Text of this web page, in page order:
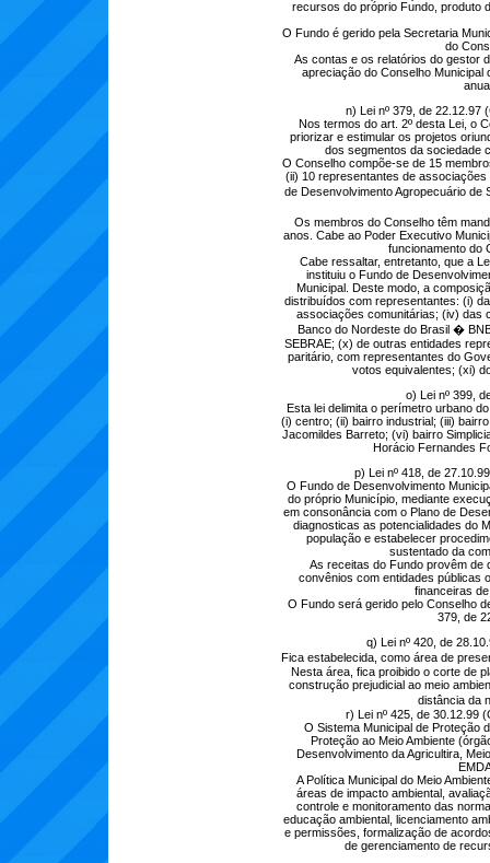
recursos do próprio Fundo, produto
O Fundo é gerido pela Secretaria
do
As contas e os relatórios do gestor
apreciação do Conselho Municipal
n) Lei nº 379, de 22.12.97
Nos termos do art. 2º desta Lei, o
priorizar e estimular os projetos
dos segmentos da sociedade
O Conselho compõe-se de 15
(ii) 10 representantes de
de Desenvolvimento Agropecuário
Os membros do Conselho têm
anos. Cabe ao Poder Executivo
funcionamento do
Cabe ressaltar, entretanto, que a
instituiu o Fundo de
Municipal. Deste modo, a
distribuídos com representantes: (i)
associações comunitárias; (iv) das
Banco do Nordeste do Brasil �
SEBRAE; (x) de outras entidades
paritário, com representantes do
votos equivalentes; (xi)
o) Lei nº 399,
Esta lei delimita o perímetro urbano
(i) centro; (ii) bairro industrial; (iii)
Jacomildes Barreto; (vi) bairro
Horácio Fernandes
p) Lei nº 418, de
O Fundo de Desenvolvimento
do próprio Município, mediante
em consonância com o Plano de
diagnosticas as potencialidades do
população e estabelecer
sustentado da
As receitas do Fundo provêm de
convênios com entidades públicas
financeiras
O Fundo será gerido pelo Conselho
379, de
q) Lei nº 420, de
Fica estabelecida, como área de
Nesta área, fica proibido o corte de
construção prejudicial ao meio
distância da
r) Lei nº 425, de 30.12.99
O Sistema Municipal de Proteção
Proteção ao Meio Ambiente
Desenvolvimento da Agricultira,
A Política Municipal do Meio
áreas de impacto ambiental,
controle e monitoramento das
educação ambiental, licenciamento
e permissões, formalização de
de gerenciamento de